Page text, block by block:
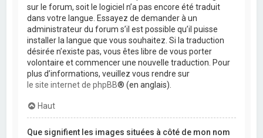
sur le forum, soit le logiciel n’a pas encore été traduit
dans votre langue. Essayez de demander à un
administrateur du forum s’il est possible qu’il puisse
installer la langue que vous souhaitez. Si la traduction
désirée n’existe pas, vous êtes libre de vous porter
volontaire et commencer une nouvelle traduction. Pour
plus d’informations, veuillez vous rendre sur
le site internet de phpBB® (en anglais).
Haut
Que signifient les images situées à côté de mon nom